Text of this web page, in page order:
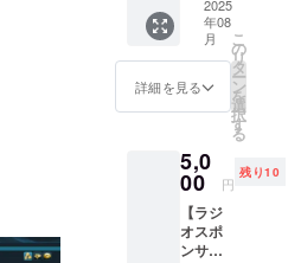
メール
にて打
ち合わ
せさせ
て頂き
ます ★
が必要
な方は
ご支援
後、
メッ
セージ
社限定
・製品
見本の
付き ★
この見
は、お
取引希
望者向
けのリ
ターン
「カッ
トリン
房」事
業者向
アー】
と合わ
せて実
施希望
の場合
場所：
オンラ
イン
（Googl
eミート
有効期
限：
2025年
8月1日
～2026
年3月末
ジは掲
載不可
・WEB
サイト
やSNS
ます
（URL
は1つの
み） ・
掲載サ
イズ：
イトの
全ペー
ジの
フッ
ター
に、広
告バ
を掲載
します
（個人
事業主
も可）
・WEB
2025
年08
月
詳細を見る
こ
の
リ
タ
ー
ン
を
選
択
す
る
5,0
00 円
残り10
【ラジ
オスポ
ンサー